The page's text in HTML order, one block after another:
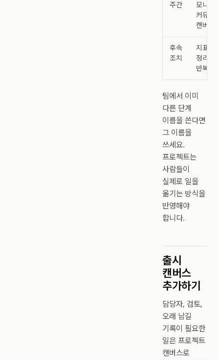
주간
모니터
커뮤니
캔버스
후속
조치
지표,
정리,
반복
팀에서 이미
다른 단계
이름을 쓴다면
그 이름을
쓰세요.
프로젝트는
사람들이
실제로 일을
옮기는 방식을
반영해야
합니다.
출시
캔버스
추가하기
담당자, 검토,
오래 남길
기록이 필요한
일은 프로젝트
캔버스로